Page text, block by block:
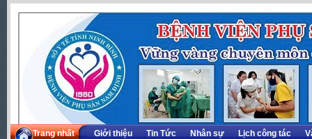
Trang nhất Giới thiệu Tin Tức Nhân sự Lịch công tác